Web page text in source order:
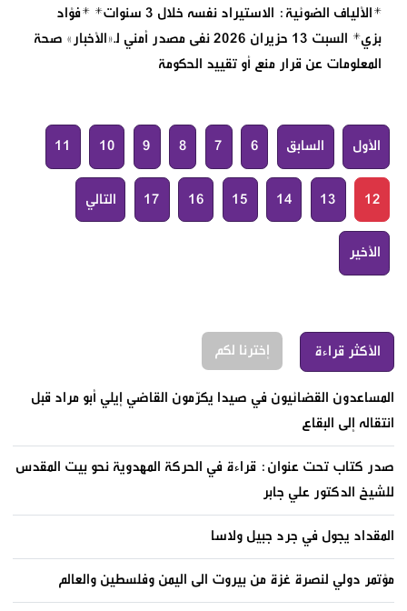
*الألياف الضوئية: الاستيراد نفسه خلال 3 سنوات* *فؤاد
بزي* السبت 13 حزيران 2026 نفى مصدر أمني لـ«الأخبار» صحة
المعلومات عن قرار منع أو تقييد الحكومة
الأول السابق 6
7
8
9
10
11
12
13
14
15
16
17 التالي
الأخير
الأكثر قراءة إخترنا لكم
المساعدون القضائيون في صيدا يكرّمون القاضي إيلي أبو مراد قبل
انتقاله إلى البقاع
صدر كتاب تحت عنوان: قراءة في الحركة المهدوية نحو بيت المقدس
للشيخ الدكتور علي جابر
المقداد يجول في جرد جبيل ولاسا
مؤتمر دولي لنصرة غزة من بيروت الى اليمن وفلسطين والعالم